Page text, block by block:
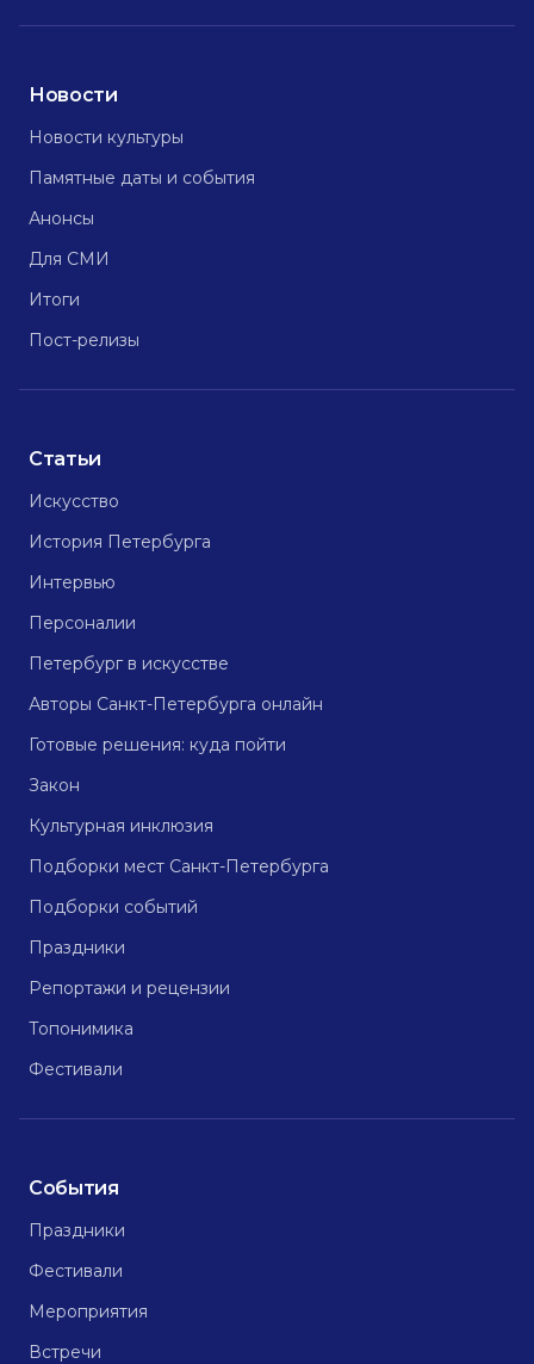
Новости
Новости культуры
Памятные даты и события
Анонсы
Для СМИ
Итоги
Пост-релизы
Статьи
Искусство
История Петербурга
Интервью
Персоналии
Петербург в искусстве
Авторы Санкт-Петербурга онлайн
Готовые решения: куда пойти
Закон
Культурная инклюзия
Подборки мест Санкт-Петербурга
Подборки событий
Праздники
Репортажи и рецензии
Топонимика
Фестивали
События
Праздники
Фестивали
Мероприятия
Встречи